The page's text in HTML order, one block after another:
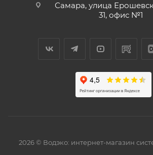
Самара, улица
31, офис №1
2026 © Водэко: интернет-магазин